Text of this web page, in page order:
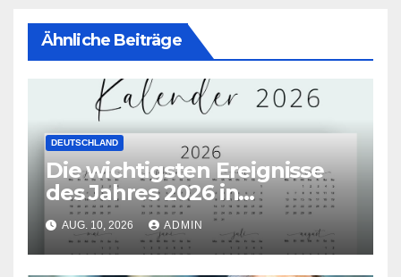
Ähnliche Beiträge
DEUTSCHLAND
Die wichtigsten Ereignisse
des Jahres 2026 in
Deutschland
AUG. 10, 2026 ADMIN